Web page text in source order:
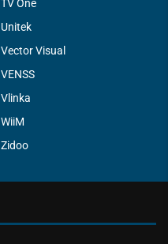
TV One
Unitek
Vector Visual
VENSS
Vlinka
WiiM
Zidoo